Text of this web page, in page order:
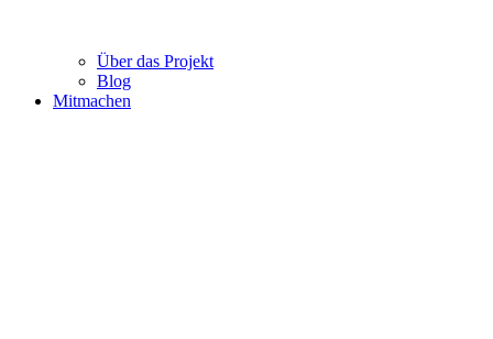
Über das Projekt
Blog
Mitmachen